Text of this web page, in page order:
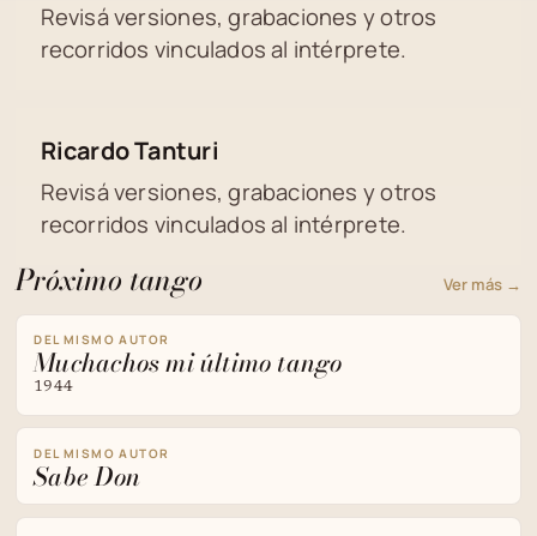
Revisá versiones, grabaciones y otros
recorridos vinculados al intérprete.
Ricardo Tanturi
Revisá versiones, grabaciones y otros
recorridos vinculados al intérprete.
Próximo tango Ver más →
DEL MISMO AUTOR
Muchachos mi último tango
1944
DEL MISMO AUTOR
Sabe Don